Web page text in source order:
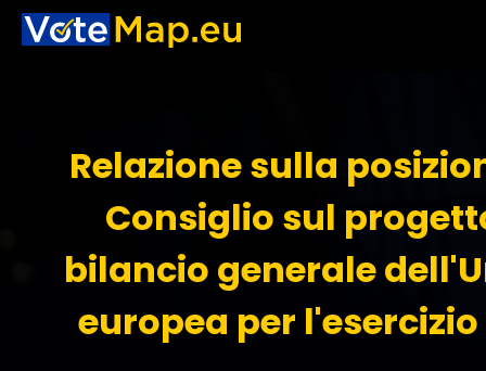
Relazione sulla
Consiglio sul
bilancio generale
europea per l'esercizio